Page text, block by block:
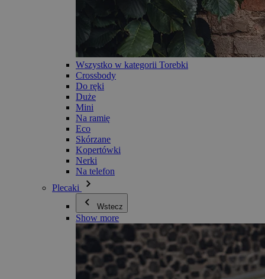
Wszystko w kategorii Torebki
Crossbody
Do ręki
Duże
Mini
Na ramię
Eco
Skórzane
Kopertówki
Nerki
Na telefon
Plecaki
Wstecz
Show more